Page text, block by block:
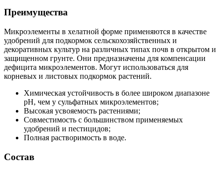
Преимущества
Микроэлементы в хелатной форме применяются в качестве
удобрений для подкормок сельскохозяйственных и
декоративных культур на различных типах почв в открытом и
защищенном грунте. Они предназначены для компенсации
дефицита микроэлементов. Могут использоваться для
корневых и листовых подкормок растений.
Химическая устойчивость в более широком диапазоне
рН, чем у сульфатных микроэлементов;
Высокая усвояемость растениями;
Совместимость с большинством применяемых
удобрений и пестицидов;
Полная растворимость в воде.
Состав